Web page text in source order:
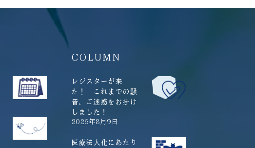
COLUMN
レジスターが来
た！ これまでの騒
音、ご迷惑をお掛け
しました！
2026年8月9日
医療法人化にあたり